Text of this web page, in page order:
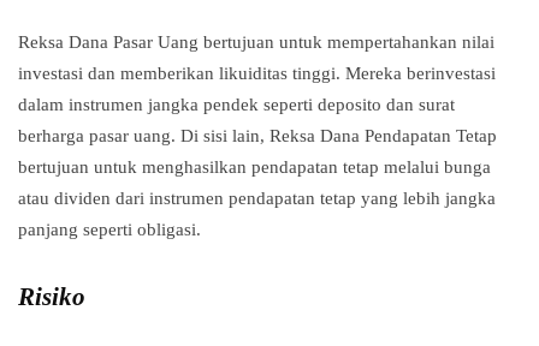
Reksa Dana Pasar Uang bertujuan untuk mempertahankan nilai
investasi dan memberikan likuiditas tinggi. Mereka berinvestasi
dalam instrumen jangka pendek seperti deposito dan surat
berharga pasar uang. Di sisi lain, Reksa Dana Pendapatan Tetap
bertujuan untuk menghasilkan pendapatan tetap melalui bunga
atau dividen dari instrumen pendapatan tetap yang lebih jangka
panjang seperti obligasi.
Risiko